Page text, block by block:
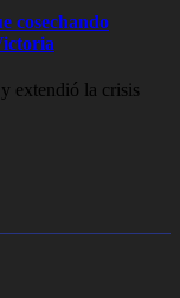
cosechando
extendió la crisis